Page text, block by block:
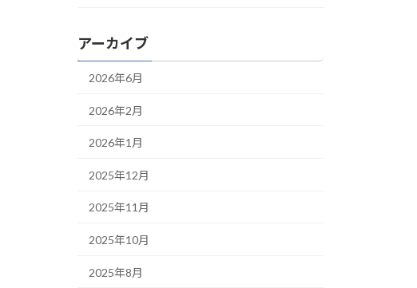
アーカイブ
2026年6月
2026年2月
2026年1月
2025年12月
2025年11月
2025年10月
2025年8月